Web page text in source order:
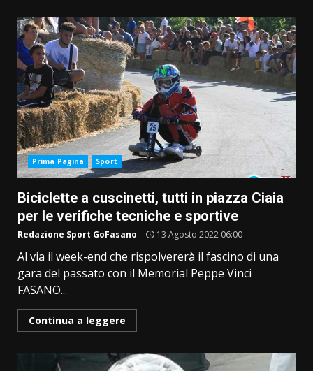
Prima Pagina Sport
Biciclette a cuscinetti, tutti in piazza Ciaia
per le verifiche tecniche e sportive
Redazione Sport GoFasano 13 Agosto 2022 06:00
Al via il week-end che rispolvererà il fascino di una
gara del passato con il Memorial Peppe Vinci
FASANO...
Continua a leggere